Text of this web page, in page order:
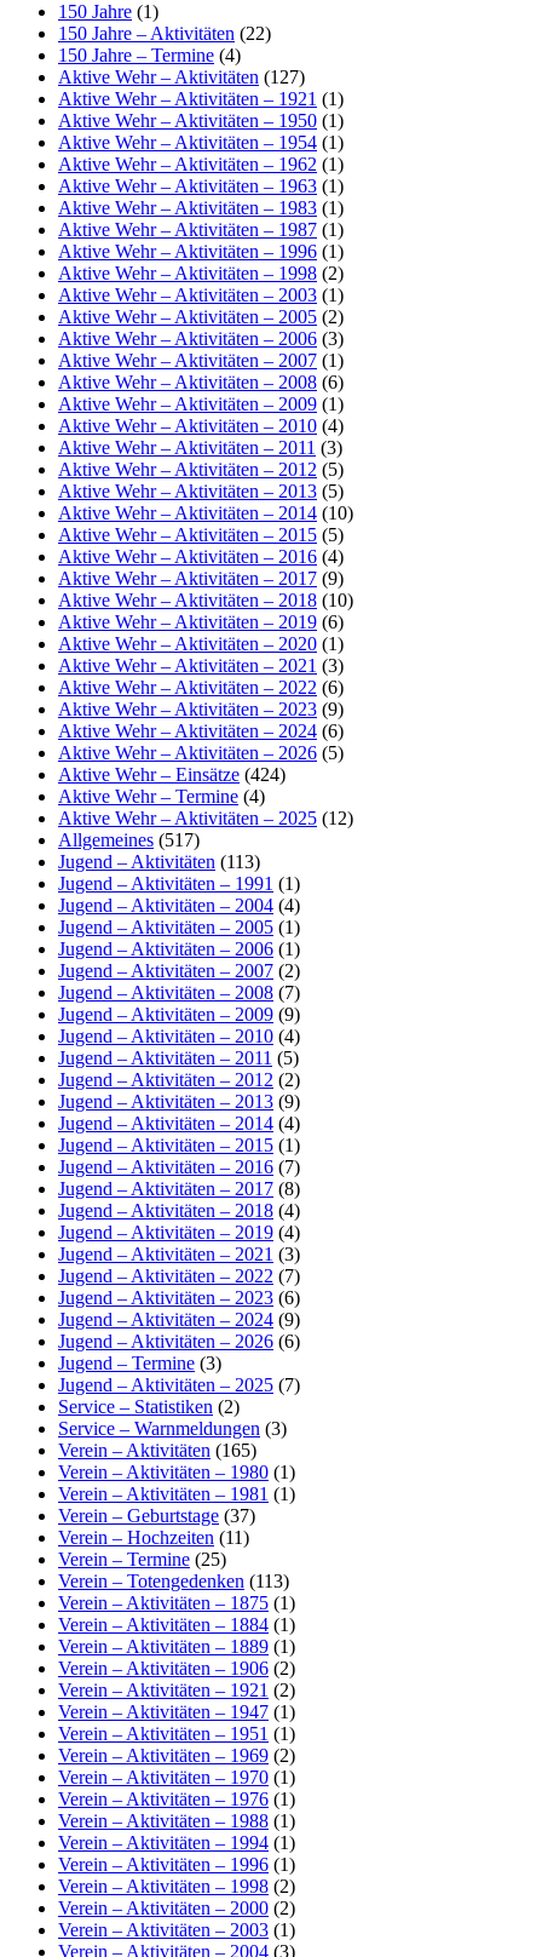
150 Jahre (1)
150 Jahre – Aktivitäten (22)
150 Jahre – Termine (4)
Aktive Wehr – Aktivitäten (127)
Aktive Wehr – Aktivitäten – 1921 (1)
Aktive Wehr – Aktivitäten – 1950 (1)
Aktive Wehr – Aktivitäten – 1954 (1)
Aktive Wehr – Aktivitäten – 1962 (1)
Aktive Wehr – Aktivitäten – 1963 (1)
Aktive Wehr – Aktivitäten – 1983 (1)
Aktive Wehr – Aktivitäten – 1987 (1)
Aktive Wehr – Aktivitäten – 1996 (1)
Aktive Wehr – Aktivitäten – 1998 (2)
Aktive Wehr – Aktivitäten – 2003 (1)
Aktive Wehr – Aktivitäten – 2005 (2)
Aktive Wehr – Aktivitäten – 2006 (3)
Aktive Wehr – Aktivitäten – 2007 (1)
Aktive Wehr – Aktivitäten – 2008 (6)
Aktive Wehr – Aktivitäten – 2009 (1)
Aktive Wehr – Aktivitäten – 2010 (4)
Aktive Wehr – Aktivitäten – 2011 (3)
Aktive Wehr – Aktivitäten – 2012 (5)
Aktive Wehr – Aktivitäten – 2013 (5)
Aktive Wehr – Aktivitäten – 2014 (10)
Aktive Wehr – Aktivitäten – 2015 (5)
Aktive Wehr – Aktivitäten – 2016 (4)
Aktive Wehr – Aktivitäten – 2017 (9)
Aktive Wehr – Aktivitäten – 2018 (10)
Aktive Wehr – Aktivitäten – 2019 (6)
Aktive Wehr – Aktivitäten – 2020 (1)
Aktive Wehr – Aktivitäten – 2021 (3)
Aktive Wehr – Aktivitäten – 2022 (6)
Aktive Wehr – Aktivitäten – 2023 (9)
Aktive Wehr – Aktivitäten – 2024 (6)
Aktive Wehr – Aktivitäten – 2026 (5)
Aktive Wehr – Einsätze (424)
Aktive Wehr – Termine (4)
Aktive Wehr – Aktivitäten – 2025 (12)
Allgemeines (517)
Jugend – Aktivitäten (113)
Jugend – Aktivitäten – 1991 (1)
Jugend – Aktivitäten – 2004 (4)
Jugend – Aktivitäten – 2005 (1)
Jugend – Aktivitäten – 2006 (1)
Jugend – Aktivitäten – 2007 (2)
Jugend – Aktivitäten – 2008 (7)
Jugend – Aktivitäten – 2009 (9)
Jugend – Aktivitäten – 2010 (4)
Jugend – Aktivitäten – 2011 (5)
Jugend – Aktivitäten – 2012 (2)
Jugend – Aktivitäten – 2013 (9)
Jugend – Aktivitäten – 2014 (4)
Jugend – Aktivitäten – 2015 (1)
Jugend – Aktivitäten – 2016 (7)
Jugend – Aktivitäten – 2017 (8)
Jugend – Aktivitäten – 2018 (4)
Jugend – Aktivitäten – 2019 (4)
Jugend – Aktivitäten – 2021 (3)
Jugend – Aktivitäten – 2022 (7)
Jugend – Aktivitäten – 2023 (6)
Jugend – Aktivitäten – 2024 (9)
Jugend – Aktivitäten – 2026 (6)
Jugend – Termine (3)
Jugend – Aktivitäten – 2025 (7)
Service – Statistiken (2)
Service – Warnmeldungen (3)
Verein – Aktivitäten (165)
Verein – Aktivitäten – 1980 (1)
Verein – Aktivitäten – 1981 (1)
Verein – Geburtstage (37)
Verein – Hochzeiten (11)
Verein – Termine (25)
Verein – Totengedenken (113)
Verein – Aktivitäten – 1875 (1)
Verein – Aktivitäten – 1884 (1)
Verein – Aktivitäten – 1889 (1)
Verein – Aktivitäten – 1906 (2)
Verein – Aktivitäten – 1921 (2)
Verein – Aktivitäten – 1947 (1)
Verein – Aktivitäten – 1951 (1)
Verein – Aktivitäten – 1969 (2)
Verein – Aktivitäten – 1970 (1)
Verein – Aktivitäten – 1976 (1)
Verein – Aktivitäten – 1988 (1)
Verein – Aktivitäten – 1994 (1)
Verein – Aktivitäten – 1996 (1)
Verein – Aktivitäten – 1998 (2)
Verein – Aktivitäten – 2000 (2)
Verein – Aktivitäten – 2003 (1)
Verein – Aktivitäten – 2004 (3)